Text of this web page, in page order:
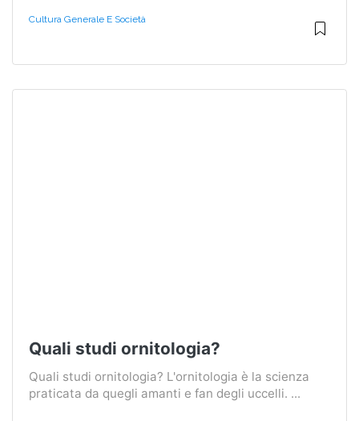
Cultura Generale E Società
Quali studi ornitologia?
Quali studi ornitologia? L'ornitologia è la scienza
praticata da quegli amanti e fan degli uccelli. ...